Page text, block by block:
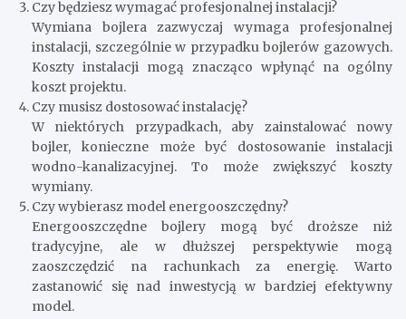
Czy będziesz wymagać profesjonalnej instalacji?
Wymiana bojlera zazwyczaj wymaga profesjonalnej
instalacji, szczególnie w przypadku bojlerów gazowych.
Koszty instalacji mogą znacząco wpłynąć na ogólny
koszt projektu.
Czy musisz dostosować instalację?
W niektórych przypadkach, aby zainstalować nowy
bojler, konieczne może być dostosowanie instalacji
wodno-kanalizacyjnej. To może zwiększyć koszty
wymiany.
Czy wybierasz model energooszczędny?
Energooszczędne bojlery mogą być droższe niż
tradycyjne, ale w dłuższej perspektywie mogą
zaoszczędzić na rachunkach za energię. Warto
zastanowić się nad inwestycją w bardziej efektywny
model.